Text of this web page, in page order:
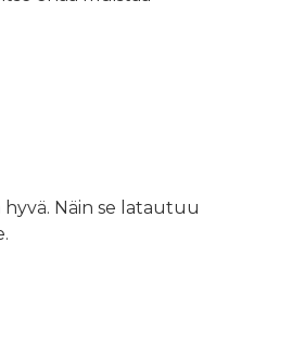
Näin se latautuu